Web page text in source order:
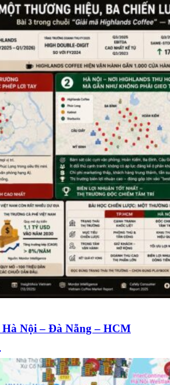
Hà Nội – Đà Nẵng – HCM